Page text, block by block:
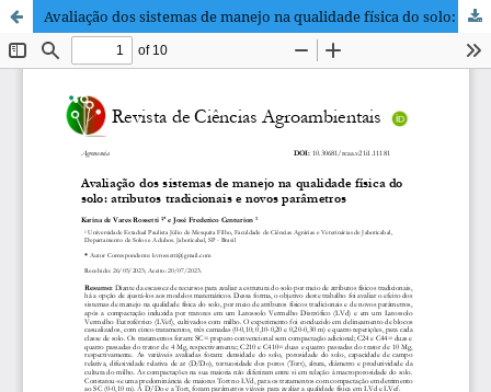
Avaliação dos sistemas de manejo na qualidade física do solo: atributos tradicionais e novos parâmetros